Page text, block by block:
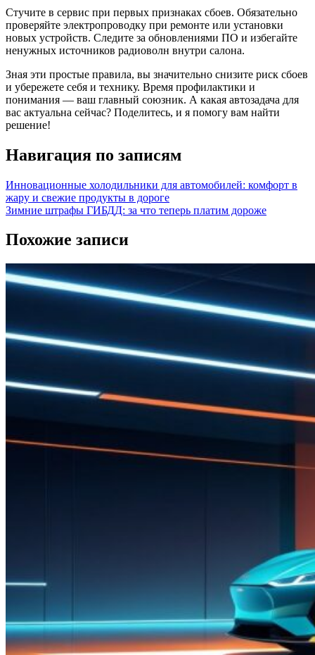
Стучите в сервис при первых признаках сбоев. Обязательно
проверяйте электропроводку при ремонте или установки
новых устройств. Следите за обновлениями ПО и избегайте
ненужных источников радиоволн внутри салона.
Зная эти простые правила, вы значительно снизите риск сбоев
и убережете себя и технику. Время профилактики и
понимания — ваш главный союзник. А какая автозадача для
вас актуальна сейчас? Поделитесь, и я помогу вам найти
решение!
Навигация по записям
Инновационные холодильники для автомобилей: комфорт в
жару и свежие продукты в дороге
Зимние штрафы ГИБДД: за что теперь платим дороже
Похожие записи